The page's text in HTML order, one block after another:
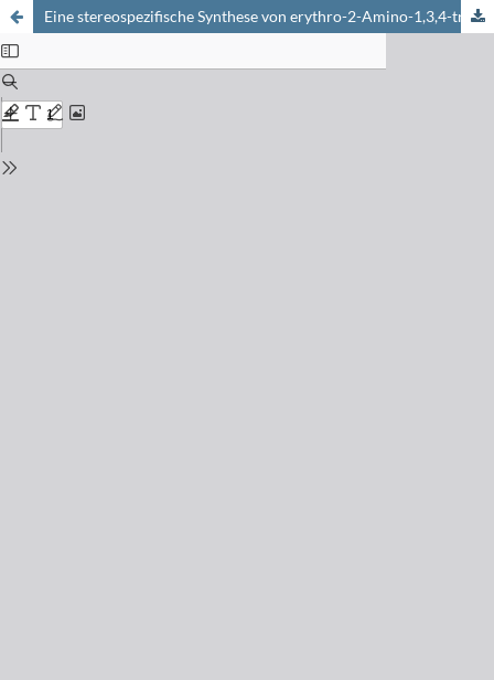
Eine stereospezifische Synthese von erythro-2-Amino-1,3,4-trihydroxybutan